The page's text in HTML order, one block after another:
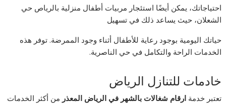
احتياجاتك، يمكن أيضًا استئجار مربيات أطفال منزلية بالرياص حي
الشعلان، حيث يساعد ذلك في تسهيل
حياتك اليومية بوجود رعاية للأطفال أثناء وجود الممرضة. توفر هذه
الخدمات الراحة والتكامل في حي الناصرية.
خادمات للتنازل الرياض
تعتبر خدمةارقام شغالات بالشهر في الرياض المعذر من أكثر الخدمات